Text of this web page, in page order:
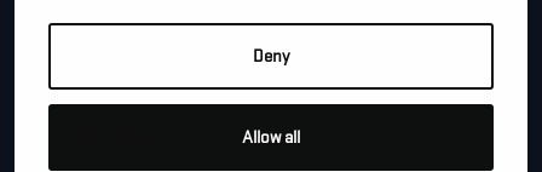
Deny
Allow all
Je kan dit formulier gebruiken om meer informatie te
vragen, een afspraak te maken of gewoon om even